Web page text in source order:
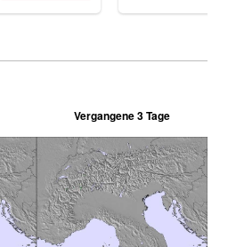
Vergangene 3 Tage